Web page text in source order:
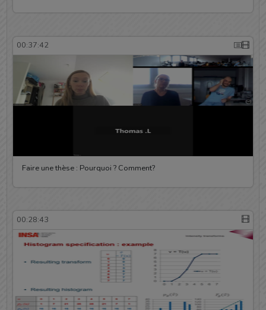
00:37:42
Faire une thèse : Pourquoi ? Comment?
00:28:43